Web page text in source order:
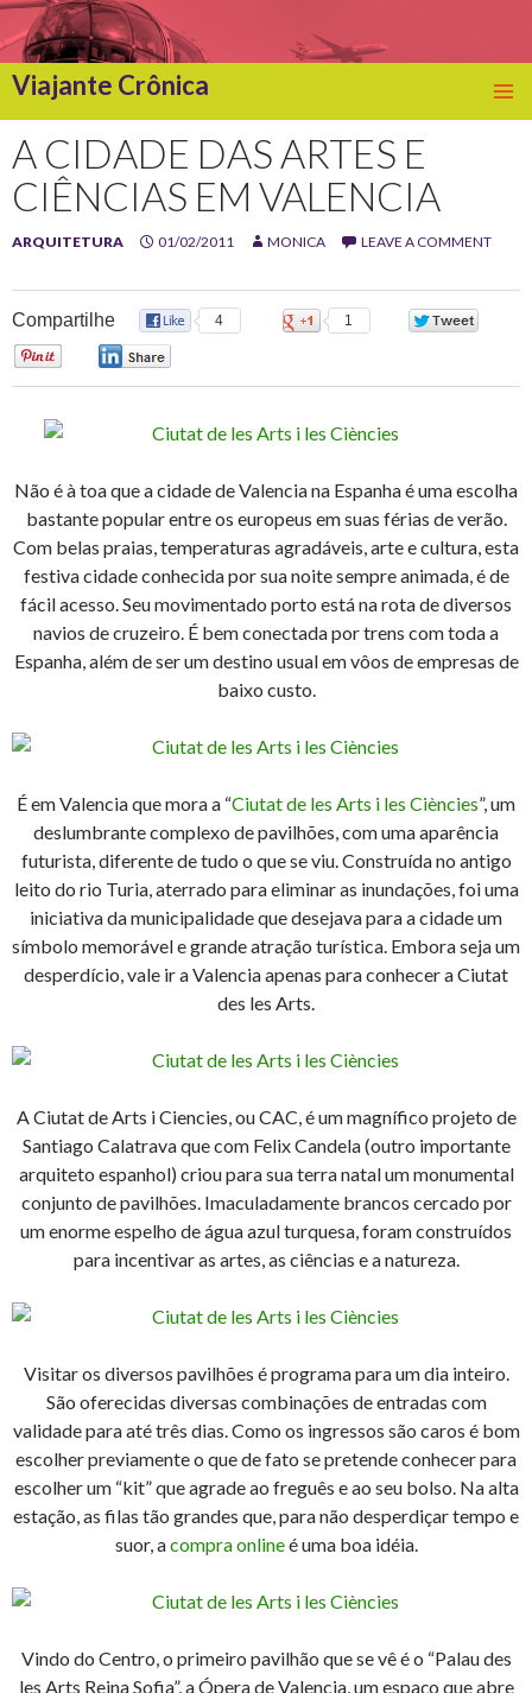
Viajante Crônica
TO
CONTENT
A CIDADE DAS ARTES E
CIÊNCIAS EM VALENCIA
ARQUITETURA 01/02/2011 MONICA LEAVE A COMMENT
Compartilhe 4 1
Não é à toa que a cidade de Valencia na Espanha é uma escolha
bastante popular entre os europeus em suas férias de verão.
Com belas praias, temperaturas agradáveis, arte e cultura, esta
festiva cidade conhecida por sua noite sempre animada, é de
fácil acesso. Seu movimentado porto está na rota de diversos
navios de cruzeiro. É bem conectada por trens com toda a
Espanha, além de ser um destino usual em vôos de empresas de
baixo custo.
É em Valencia que mora a “Ciutat de les Arts i les Ciències”, um
deslumbrante complexo de pavilhões, com uma aparência
futurista, diferente de tudo o que se viu. Construída no antigo
leito do rio Turia, aterrado para eliminar as inundações, foi uma
iniciativa da municipalidade que desejava para a cidade um
símbolo memorável e grande atração turística. Embora seja um
desperdício, vale ir a Valencia apenas para conhecer a Ciutat
des les Arts.
A Ciutat de Arts i Ciencies, ou CAC, é um magnífico projeto de
Santiago Calatrava que com Felix Candela (outro importante
arquiteto espanhol) criou para sua terra natal um monumental
conjunto de pavilhões. Imaculadamente brancos cercado por
um enorme espelho de água azul turquesa, foram construídos
para incentivar as artes, as ciências e a natureza.
Visitar os diversos pavilhões é programa para um dia inteiro.
São oferecidas diversas combinações de entradas com
validade para até três dias. Como os ingressos são caros é bom
escolher previamente o que de fato se pretende conhecer para
escolher um “kit” que agrade ao freguês e ao seu bolso. Na alta
estação, as filas tão grandes que, para não desperdiçar tempo e
suor, acompra onlineé uma boa idéia.
Vindo do Centro, o primeiro pavilhão que se vê é o “Palau des
les Arts Reina Sofia”, a Ópera de Valencia, um espaço que abre